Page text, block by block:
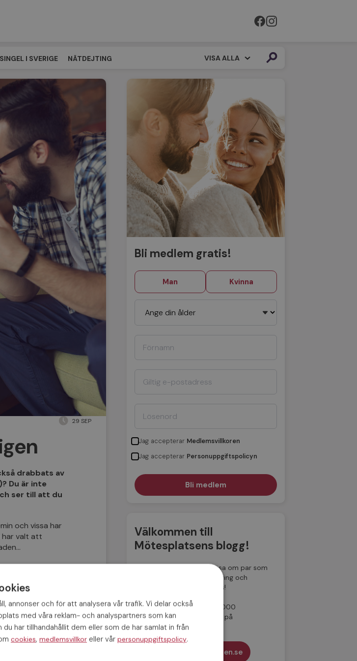
SINGEL I SVERIGE NÄTDEJTING VISA ALLA
29 SEP
drabbats av
Du är inte
ser till att du
och vissa har
har valt att
att börja möta
har vi samlat
och bara
Bli medlem gratis!
Man Kvinna
Jag accepterar Medlemsvillkoren
Jag accepterar Personuppgiftspolicyn
Välkommen till
Mötesplatsens blogg!
Här på vår blogg kan du läsa om par som
hittat kärleken hos oss, dejting och
relationer och få dejtingtips!
Sedan 2001 har fler än 175 000
medlemmar funnit kärleken på
Mötesplatsen.
Till Mötesplatsen.se
annonser och för att analysera vår trafik. Vi delar också
med våra reklam- och analyspartners som kan
har tillhandahållit dem eller som de har samlat in från
cookies, medlemsvillkor eller vår personuppgiftspolicy.